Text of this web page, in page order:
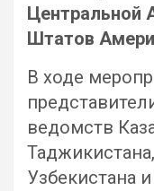
Центральной
Штатов
В ходе
ведомств
Узбекистана